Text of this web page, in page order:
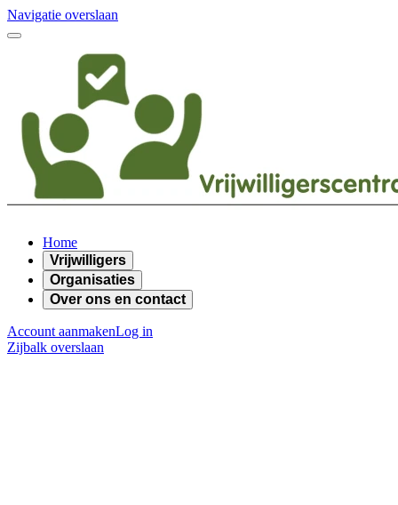
Navigatie overslaan
Home
Vrijwilligers
Organisaties
Over ons en contact
Account aanmakenLog in
Zijbalk overslaan